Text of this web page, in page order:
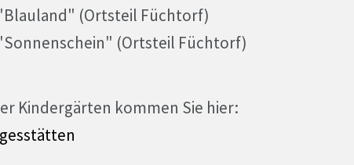
(Ortsteil Füchtorf)
(Ortsteil Füchtorf)
Kindergärten kommen Sie hier: